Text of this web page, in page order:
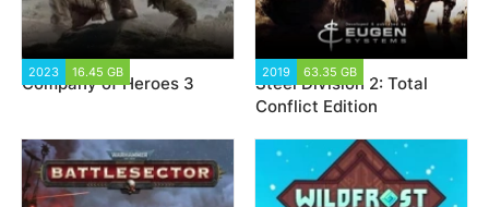
2023 16.45 GB
Company of Heroes 3
2019 63.35 GB
Steel Division 2: Total
Conflict Edition